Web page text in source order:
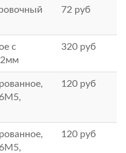
72 руб
с
320 руб
120 руб
120 руб